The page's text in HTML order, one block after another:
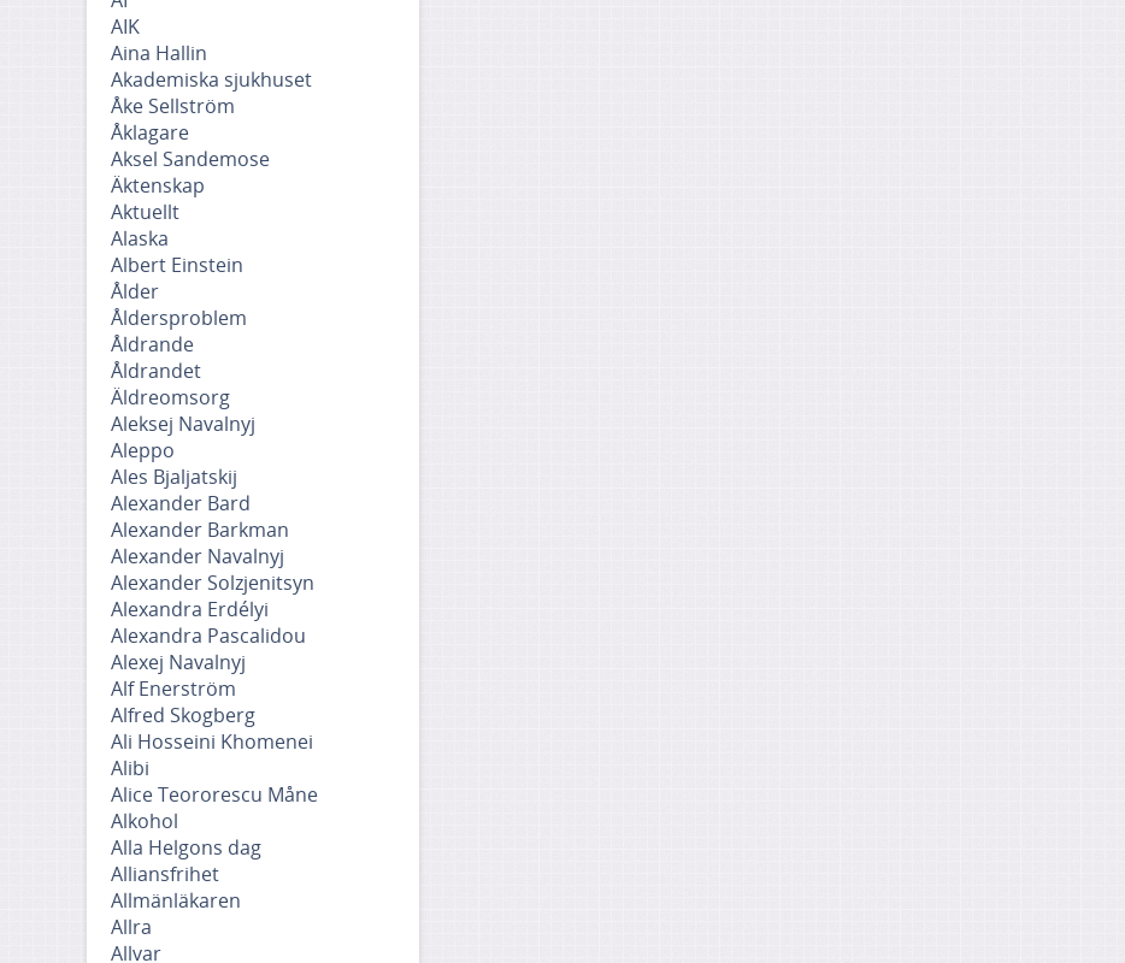
AIK
Aina Hallin
Akademiska sjukhuset
Åke Sellström
Åklagare
Aksel Sandemose
Äktenskap
Aktuellt
Alaska
Albert Einstein
Ålder
Åldersproblem
Åldrande
Åldrandet
Äldreomsorg
Aleksej Navalnyj
Aleppo
Ales Bjaljatskij
Alexander Bard
Alexander Barkman
Alexander Navalnyj
Alexander Solzjenitsyn
Alexandra Erdélyi
Alexandra Pascalidou
Alexej Navalnyj
Alf Enerström
Alfred Skogberg
Ali Hosseini Khomenei
Alibi
Alice Teororescu Måne
Alkohol
Alla Helgons dag
Alliansfrihet
Allmänläkaren
Allra
Allvar